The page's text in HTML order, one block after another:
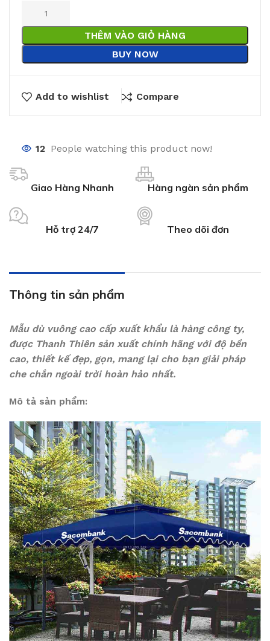
THÊM VÀO GIỎ HÀNG
BUY NOW
Add to wishlist Compare
12 People watching this product now!
Giao Hàng Nhanh Hàng ngàn sản phẩm
Hỗ trợ 24/7 Theo dõi đơn
Thông tin sản phẩm
Mẫu dù vuông cao cấp xuất khẩu là hàng công ty,
được Thanh Thiên sản xuất chính hãng với độ bền
cao, thiết kế đẹp, gọn, mang lại cho bạn giải pháp
che chắn ngoài trời hoàn hảo nhất.
Mô tả sản phẩm: